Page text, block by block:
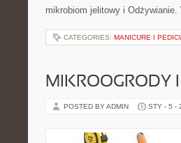
mikrobiom jelitowy i
CATEGORIES: MANICURE I
MIKROOGRODY
POSTED BY ADMIN STY - 5 -